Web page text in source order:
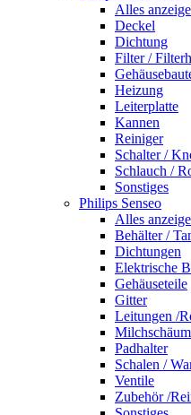
Alles
Deckel
Dichtung
Filter /
Heizung
Leiterplatte
Kannen
Reiniger
Schalter /
Schlauch /
Sonstiges
Philips Senseo
Alles
Behälter /
Dichtungen
Elektrische
Gehäuseteile
Gitter
Leitungen /
Padhalter
Schalen /
Ventile
Zubehör /